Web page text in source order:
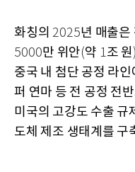
화칭의 2025년 매출은
5000만 위안(약 1조 원)
중국 내 첨단 공정 라인
퍼 연마 등 전 공정 전
미국의 고강도 수출 규
도체 제조 생태계를 구